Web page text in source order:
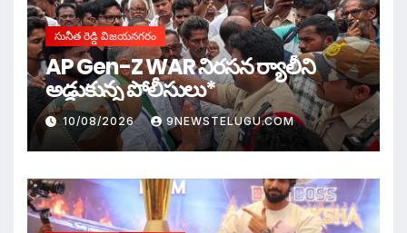
సునీత రెడ్డి విజయనగరం
AP Gen-Z WAR నిరసన ర్యాలీని
అడ్డుకున్న పోలీసులు*
10/08/2026 9NEWSTELUGU.COM